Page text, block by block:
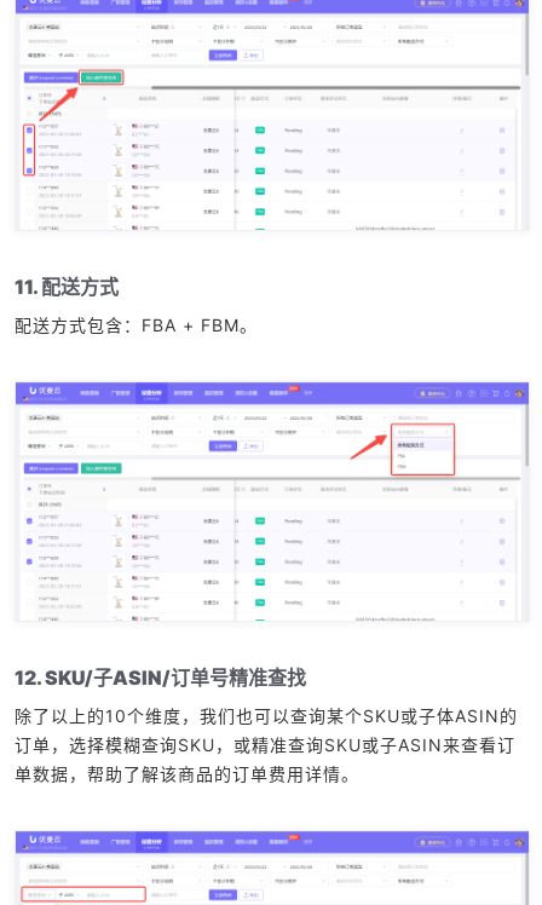
11. 配送方式
配送方式包含：FBA + FBM。
12. SKU/子ASIN/订单号精准查找
除了以上的10个维度，我们也可以查询某个SKU或子体ASIN的
订单，选择模糊查询SKU，或精准查询SKU或子ASIN来查看订
单数据，帮助了解该商品的订单费用详情。